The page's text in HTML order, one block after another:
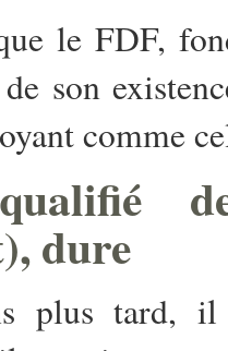
le FDF,
son
comme
dure
plus tard,